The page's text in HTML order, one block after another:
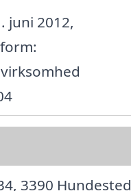
juni 2012,
3390 Hundested